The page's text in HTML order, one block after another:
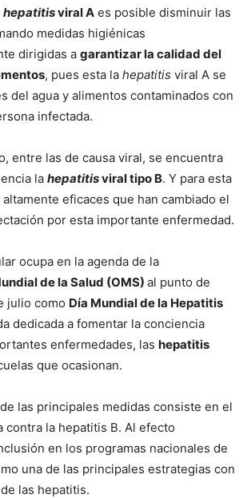
hepatitisviral A es posible disminuir las
medidas higiénicas
dirigidas a garantizar la calidad del
, pues esta la hepatitis viral A se
del agua y alimentos contaminados con
infectada.
entre las de causa viral, se encuentra
la hepatitisviral tipo B. Y para esta
eficaces que han cambiado el
por esta importante enfermedad.
ocupa en la agenda de la
de la Salud (OMS) al punto de
julio como Día Mundial de la Hepatitis
dedicada a fomentar la conciencia
enfermedades, las hepatitis
que ocasionan.
las principales medidas consiste en el
contra la hepatitis B. Al efecto
en los programas nacionales de
una de las principales estrategias con
las hepatitis.